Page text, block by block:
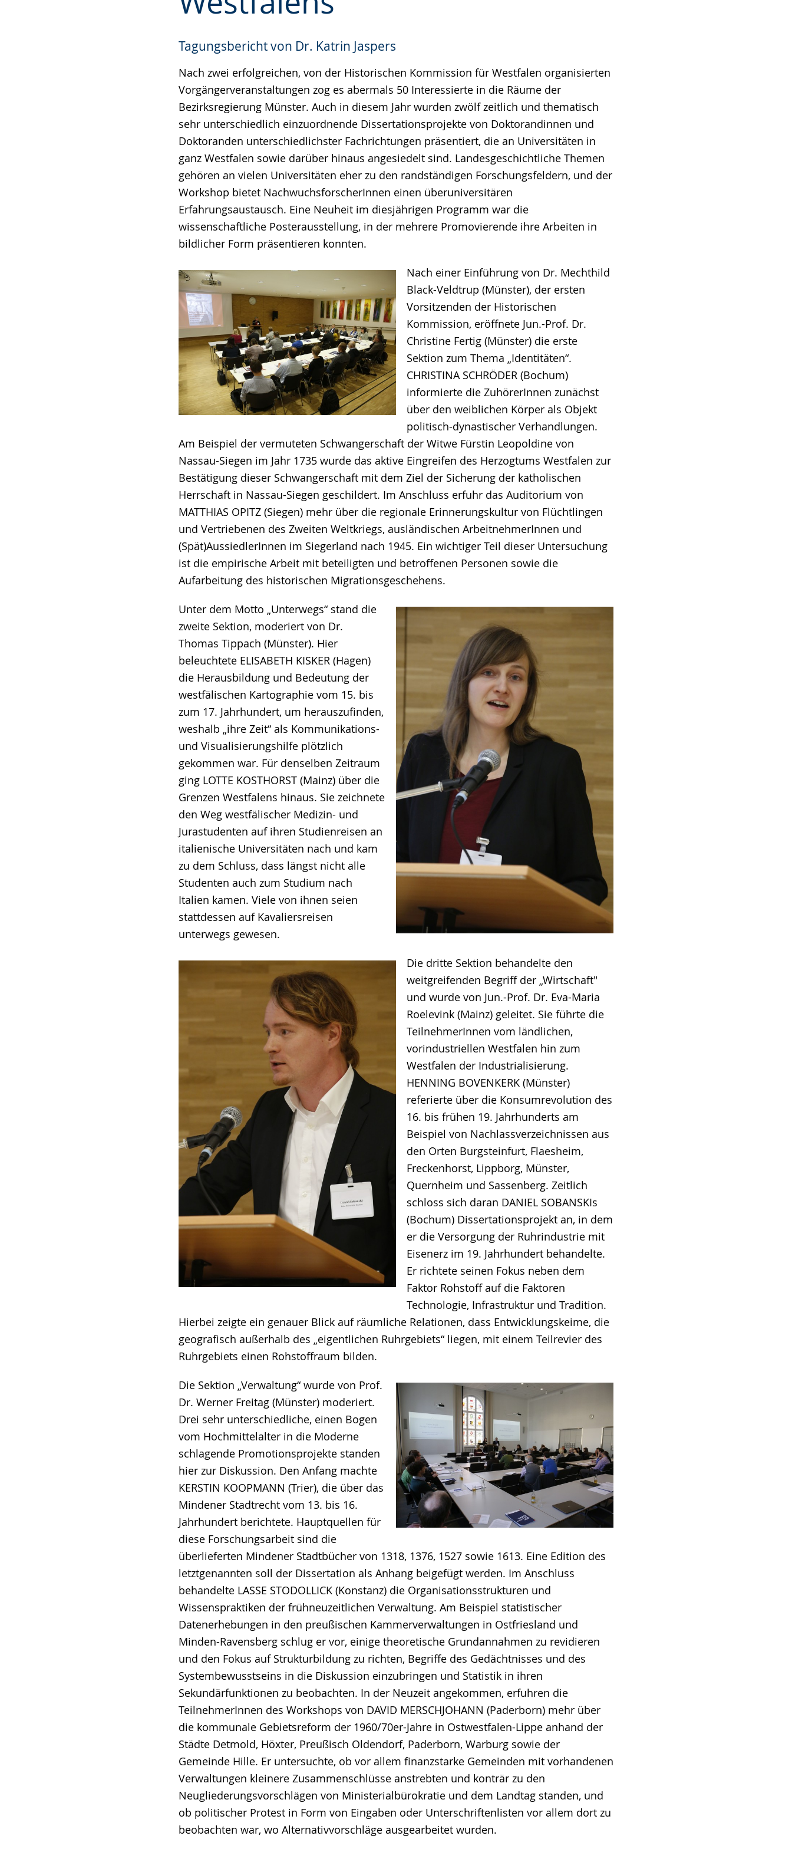
Tagungsbericht von Dr. Katrin Jaspers
Nach zwei erfolgreichen, von der Historischen Kommission für Westfalen organisierten
Vorgängerveranstaltungen zog es abermals 50 Interessierte in die Räume der
Bezirksregierung Münster. Auch in diesem Jahr wurden zwölf zeitlich und thematisch
sehr unterschiedlich einzuordnende Dissertationsprojekte von Doktorandinnen und
Doktoranden unterschiedlichster Fachrichtungen präsentiert, die an Universitäten in
ganz Westfalen sowie darüber hinaus angesiedelt sind. Landesgeschichtliche Themen
gehören an vielen Universitäten eher zu den randständigen Forschungsfeldern, und der
Workshop bietet NachwuchsforscherInnen einen überuniversitären
Erfahrungsaustausch. Eine Neuheit im diesjährigen Programm war die
wissenschaftliche Posterausstellung, in der mehrere Promovierende ihre Arbeiten in
bildlicher Form präsentieren konnten.
Nach einer Einführung von Dr. Mechthild
Black-Veldtrup (Münster), der ersten
Vorsitzenden der Historischen
Kommission, eröffnete Jun.-Prof. Dr.
Christine Fertig (Münster) die erste
Sektion zum Thema „Identitäten“.
CHRISTINA SCHRÖDER (Bochum)
informierte die ZuhörerInnen zunächst
über den weiblichen Körper als Objekt
politisch-dynastischer Verhandlungen.
Am Beispiel der vermuteten Schwangerschaft der Witwe Fürstin Leopoldine von
Nassau-Siegen im Jahr 1735 wurde das aktive Eingreifen des Herzogtums Westfalen zur
Bestätigung dieser Schwangerschaft mit dem Ziel der Sicherung der katholischen
Herrschaft in Nassau-Siegen geschildert. Im Anschluss erfuhr das Auditorium von
MATTHIAS OPITZ (Siegen) mehr über die regionale Erinnerungskultur von Flüchtlingen
und Vertriebenen des Zweiten Weltkriegs, ausländischen ArbeitnehmerInnen und
(Spät)AussiedlerInnen im Siegerland nach 1945. Ein wichtiger Teil dieser Untersuchung
ist die empirische Arbeit mit beteiligten und betroffenen Personen sowie die
Aufarbeitung des historischen Migrationsgeschehens.
Unter dem Motto „Unterwegs“ stand die
zweite Sektion, moderiert von Dr.
Thomas Tippach (Münster). Hier
beleuchtete ELISABETH KISKER (Hagen)
die Herausbildung und Bedeutung der
westfälischen Kartographie vom 15. bis
zum 17. Jahrhundert, um herauszufinden,
weshalb „ihre Zeit“ als Kommunikations-
und Visualisierungshilfe plötzlich
gekommen war. Für denselben Zeitraum
ging LOTTE KOSTHORST (Mainz) über die
Grenzen Westfalens hinaus. Sie zeichnete
den Weg westfälischer Medizin- und
Jurastudenten auf ihren Studienreisen an
italienische Universitäten nach und kam
zu dem Schluss, dass längst nicht alle
Studenten auch zum Studium nach
Italien kamen. Viele von ihnen seien
stattdessen auf Kavaliersreisen
unterwegs gewesen.
Die dritte Sektion behandelte den
weitgreifenden Begriff der „Wirtschaft"
und wurde von Jun.-Prof. Dr. Eva-Maria
Roelevink (Mainz) geleitet. Sie führte die
TeilnehmerInnen vom ländlichen,
vorindustriellen Westfalen hin zum
Westfalen der Industrialisierung.
HENNING BOVENKERK (Münster)
referierte über die Konsumrevolution des
16. bis frühen 19. Jahrhunderts am
Beispiel von Nachlassverzeichnissen aus
den Orten Burgsteinfurt, Flaesheim,
Freckenhorst, Lippborg, Münster,
Quernheim und Sassenberg. Zeitlich
schloss sich daran DANIEL SOBANSKIs
(Bochum) Dissertationsprojekt an, in dem
er die Versorgung der Ruhrindustrie mit
Eisenerz im 19. Jahrhundert behandelte.
Er richtete seinen Fokus neben dem
Faktor Rohstoff auf die Faktoren
Technologie, Infrastruktur und Tradition.
Hierbei zeigte ein genauer Blick auf räumliche Relationen, dass Entwicklungskeime, die
geografisch außerhalb des „eigentlichen Ruhrgebiets“ liegen, mit einem Teilrevier des
Ruhrgebiets einen Rohstoffraum bilden.
Die Sektion „Verwaltung“ wurde von Prof.
Dr. Werner Freitag (Münster) moderiert.
Drei sehr unterschiedliche, einen Bogen
vom Hochmittelalter in die Moderne
schlagende Promotionsprojekte standen
hier zur Diskussion. Den Anfang machte
KERSTIN KOOPMANN (Trier), die über das
Mindener Stadtrecht vom 13. bis 16.
Jahrhundert berichtete. Hauptquellen für
diese Forschungsarbeit sind die
überlieferten Mindener Stadtbücher von 1318, 1376, 1527 sowie 1613. Eine Edition des
letztgenannten soll der Dissertation als Anhang beigefügt werden. Im Anschluss
behandelte LASSE STODOLLICK (Konstanz) die Organisationsstrukturen und
Wissenspraktiken der frühneuzeitlichen Verwaltung. Am Beispiel statistischer
Datenerhebungen in den preußischen Kammerverwaltungen in Ostfriesland und
Minden-Ravensberg schlug er vor, einige theoretische Grundannahmen zu revidieren
und den Fokus auf Strukturbildung zu richten, Begriffe des Gedächtnisses und des
Systembewusstseins in die Diskussion einzubringen und Statistik in ihren
Sekundärfunktionen zu beobachten. In der Neuzeit angekommen, erfuhren die
TeilnehmerInnen des Workshops von DAVID MERSCHJOHANN (Paderborn) mehr über
die kommunale Gebietsreform der 1960/70er-Jahre in Ostwestfalen-Lippe anhand der
Städte Detmold, Höxter, Preußisch Oldendorf, Paderborn, Warburg sowie der
Gemeinde Hille. Er untersuchte, ob vor allem finanzstarke Gemeinden mit vorhandenen
Verwaltungen kleinere Zusammenschlüsse anstrebten und konträr zu den
Neugliederungsvorschlägen von Ministerialbürokratie und dem Landtag standen, und
ob politischer Protest in Form von Eingaben oder Unterschriftenlisten vor allem dort zu
beobachten war, wo Alternativvorschläge ausgearbeitet wurden.